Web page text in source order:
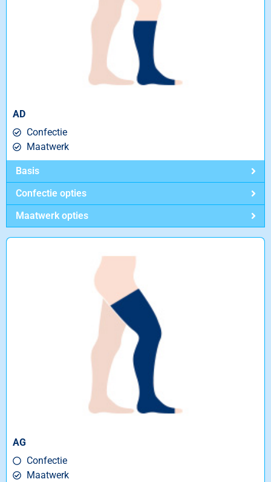
AD
Confectie
Maatwerk
Basis
Confectie opties
Maatwerk opties
AG
Confectie
Maatwerk